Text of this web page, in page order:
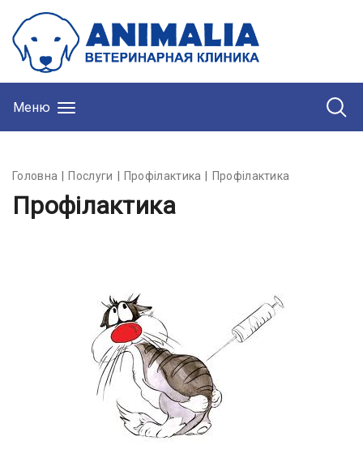
Меню
Головна Послуги Профілактика Профілактика
Профілактика